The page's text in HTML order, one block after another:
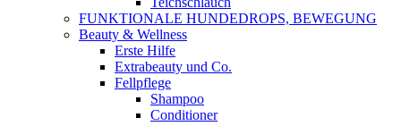
FUNKTIONALE HUNDEDROPS, BEWEGUNG
Beauty & Wellness
Erste Hilfe
Extrabeauty und Co.
Fellpflege
Shampoo
Conditioner